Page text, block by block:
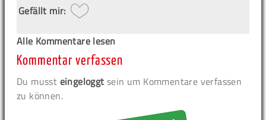
Gefällt mir:
Alle Kommentare lesen
Kommentar verfassen
Du musst eingeloggt sein um Kommentare verfassen
zu können.